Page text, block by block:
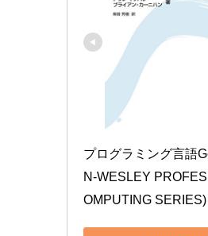
プログラミング言語
N-WESLEY
OMPUTING SERIES)